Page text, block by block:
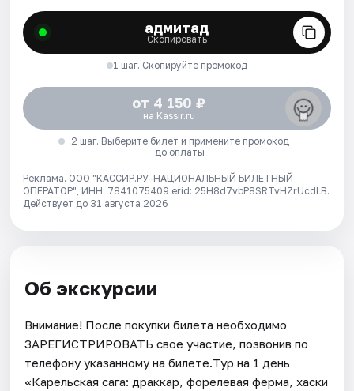
адмитад
Скопировать
1 шаг. Скопируйте промокод
от 4 150 ₽
на Kassir.ru
2 шаг. Выберите билет и примените промокод
до оплаты
Реклама. ООО "КАССИР.РУ-НАЦИОНАЛЬНЫЙ БИЛЕТНЫЙ
ОПЕРАТОР", ИНН: 7841075409 erid: 25H8d7vbP8SRTvHZrUcdLB.
Действует до 31 августа 2026
Об экскурсии
Внимание! После покупки билета необходимо
ЗАРЕГИСТРИРОВАТЬ свое участие, позвонив по
телефону указанному на билете.Тур на 1 день
«Карельская сага: драккар, форелевая ферма, хаски